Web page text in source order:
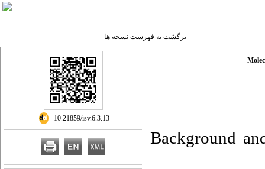
برگشت به فهرست نسخه ها
Background
‎ 10.21859/isv.6.3.13